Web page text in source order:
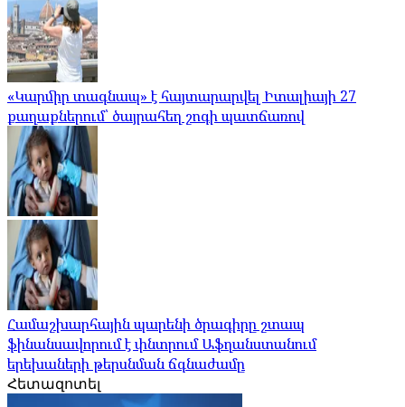
«Կարմիր տագնապ» է հայտարարվել Իտալիայի 27
քաղաքներում՝ ծայրահեղ շոգի պատճառով
Համաշխարհային պարենի ծրագիրը շտապ
ֆինանսավորում է փնտրում Աֆղանստանում
երեխաների թերսնման ճգնաժամը
Հետազոտել